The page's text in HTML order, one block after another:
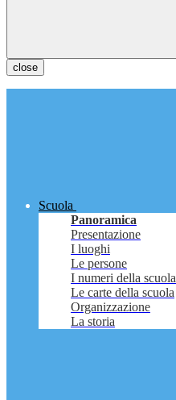
close
Scuola
Panoramica
Presentazione
I luoghi
Le persone
I numeri della scuola
Le carte della scuola
Organizzazione
La storia